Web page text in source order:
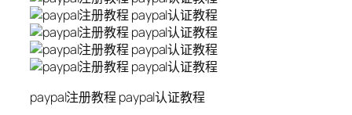
paypal注册教程 paypal认证教程